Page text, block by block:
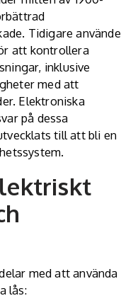
Tidigare använde
att kontrollera
inklusive
med att
Elektroniska
på dessa
till att bli en
med att använda
lås: